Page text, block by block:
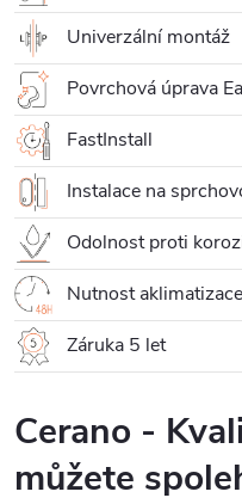
Univerzální montáž
Povrchová úprava
FastInstall
Instalace na
Odolnost proti
Nutnost aklimatizace
Záruka 5 let
Cerano -
můžete